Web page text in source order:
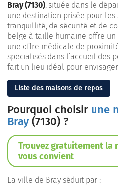
Bray (7130), située dans le
une destination prisée pour
tranquillité, de sécurité et de
belge à taille humaine offre
une offre médicale de
spécialisés dans l’accueil des
fait un lieu idéal pour
Liste des maisons de repos
Pourquoi choisir une
Bray (7130) ?
Trouvez gratuitement la
vous convient
La ville de Bray séduit par :